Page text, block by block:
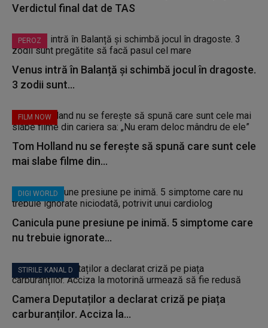
Verdictul final dat de TAS
PEROZ
Venus intră în Balanță și schimbă jocul în dragoste.
3 zodii sunt...
FILM NOW
Tom Holland nu se ferește să spună care sunt cele
mai slabe filme din...
DIGI WORLD
Canicula pune presiune pe inimă. 5 simptome care
nu trebuie ignorate...
STIRILE KANAL D
Camera Deputaților a declarat criză pe piața
carburanților. Acciza la...